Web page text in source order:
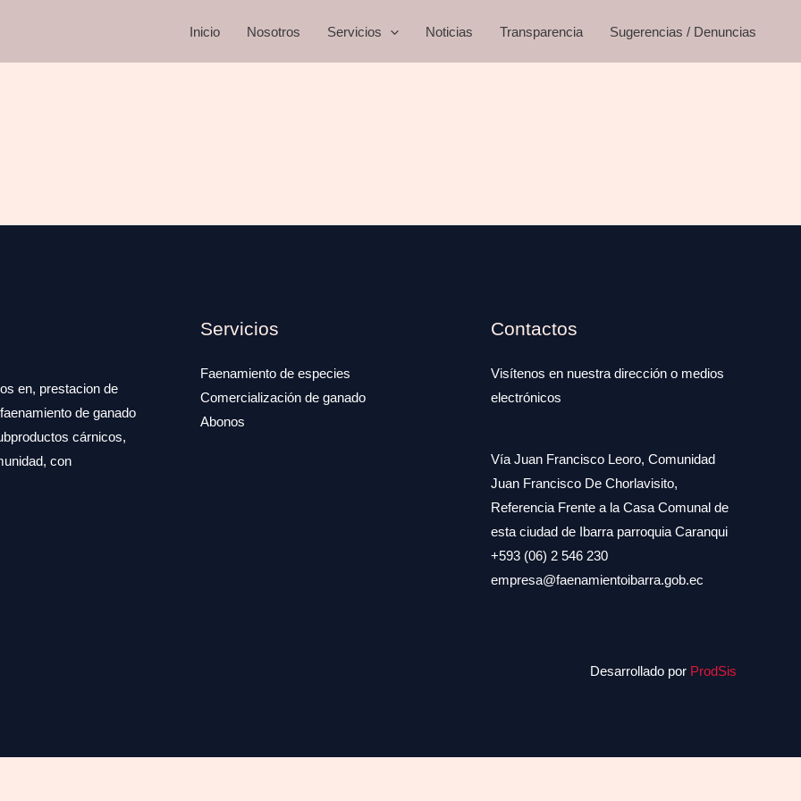
Inicio Nosotros Servicios Noticias Transparencia Sugerencias / Denuncias
en, prestacion de
de ganado
cárnicos,
con
Servicios
Faenamiento de especies
Comercialización de ganado
Abonos
Contactos
Visítenos en nuestra dirección o medios
electrónicos
Vía Juan Francisco Leoro, Comunidad
Juan Francisco De Chorlavisito,
Referencia Frente a la Casa Comunal de
esta ciudad de Ibarra parroquia Caranqui
+593 (06) 2 546 230
empresa@faenamientoibarra.gob.ec
Desarrollado por ProdSis